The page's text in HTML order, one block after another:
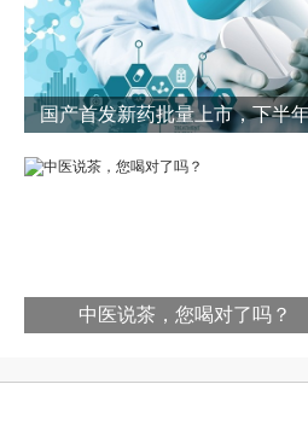
国产首发新药批量上市，下半
中医说茶，您喝对了吗？